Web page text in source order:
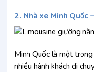
2. Nhà xe Minh Quốc
Minh Quốc là một
nhiều hành khách di